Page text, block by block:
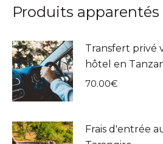
Produits apparentés
Transfert privé
hôtel en
70.00€
Frais d'entrée